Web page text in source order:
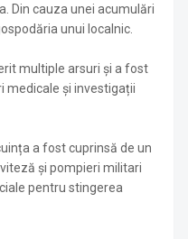
Din cauza unei acumulări
unui localnic.
multiple arsuri și a fost
medicale și investigații
a fost cuprinsă de un
și pompieri militari
pentru stingerea